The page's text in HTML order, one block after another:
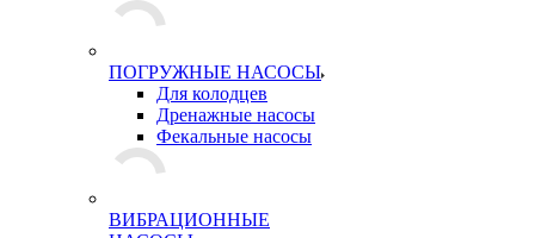
ПОГРУЖНЫЕ НАСОСЫ
Для колодцев
Дренажные насосы
Фекальные насосы
ВИБРАЦИОННЫЕ